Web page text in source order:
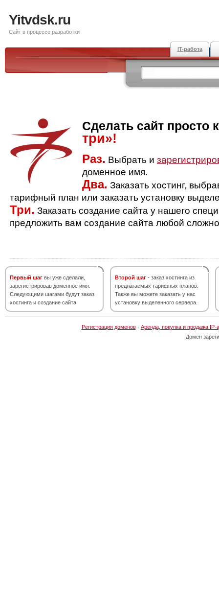
Yitvdsk.ru
Сайт в процессе разработки
IT-работа
Сделать сайт просто
три»!
Раз. Выбрать и
доменное имя.
Два. Заказать хостинг,
тарифный план или заказать установку
Три. Заказать создание сайта у нашего
предложить вам создание сайта любой
Первый шаг вы уже сделали,
зарегистрировав доменное имя.
Следующими шагами будут заказ
хостинга и создание сайта.
Второй шаг - заказ хостинга из
предлагаемых тарифных планов.
Также вы можете заказать у нас
установку выделенного сервера.
Регистрация доменов· Аренда, покупка и продажа IP-
Домен